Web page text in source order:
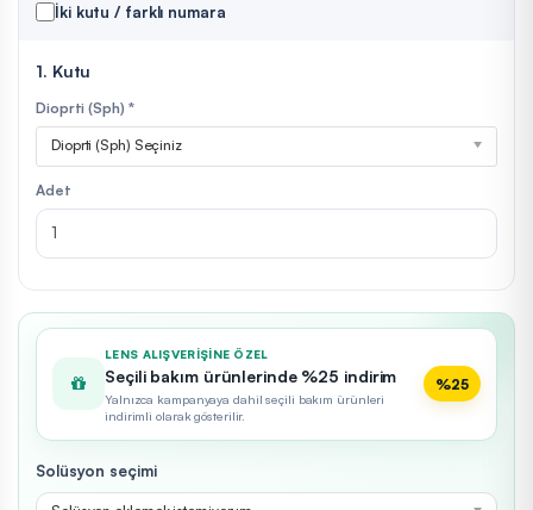
İki kutu / farklı numara
1. Kutu
Dioprti (Sph) *
Dioprti (Sph) Seçiniz
Adet
LENS ALIŞVERIŞINE ÖZEL
Seçili bakım ürünlerinde %25 indirim
Yalnızca kampanyaya dahil seçili bakım ürünleri
indirimli olarak gösterilir.
%25
Solüsyon seçimi